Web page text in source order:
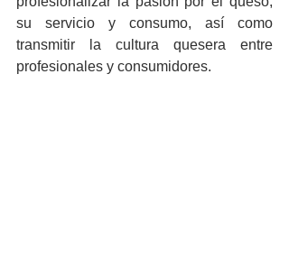
su servicio y consumo, así como
transmitir la cultura quesera entre
profesionales y consumidores.